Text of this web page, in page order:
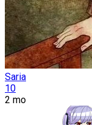
Saria
10
2 mo